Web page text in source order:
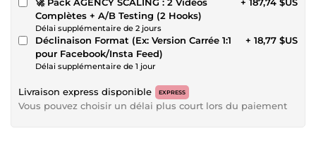
Complètes + A/B Testing (2 Hooks)
Délai supplémentaire de 2 jours
Déclinaison Format (Ex: Version Carrée 1:1
pour Facebook/Insta Feed)
Délai supplémentaire de 1 jour
+ 18,77 $US
Livraison express disponible EXPRESS
Vous pouvez choisir un délai plus court lors du paiement